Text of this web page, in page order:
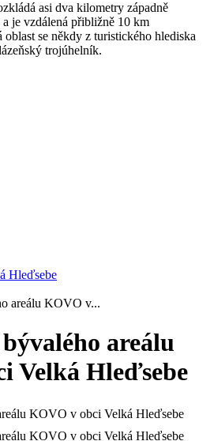
asi dva kilometry západně
je vzdálená přibližně 10 km
se někdy z turistického hlediska
trojúhelník.
Hleďsebe
areálu KOVO v...
areálu
Velká Hleďsebe